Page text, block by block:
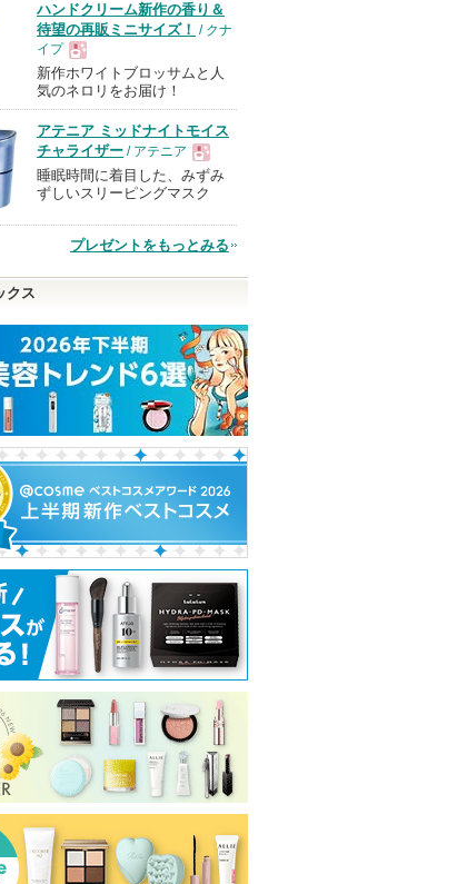
ナ
ルルルン ハイドラ AZ マ
スク
ルルルン
ルルルンからの
お知らせがあり
グサイトへ
スキンクリア クレンズ
オイル アロマタイプ リ
フレシングシトラスの香
り
ショッピン
ハンドクリーム新作の香り＆
待望の再販ミニサイズ！ / クナ
イプ
現
品
新作ホワイトブロッサムと人
気のネロリをお届け！
アテニア ミッドナイトモイス
チャライザー / アテニア
現
品
睡眠時間に着目した、みずみ
ずしいスリーピングマスク
プレゼントをもっとみる
クス